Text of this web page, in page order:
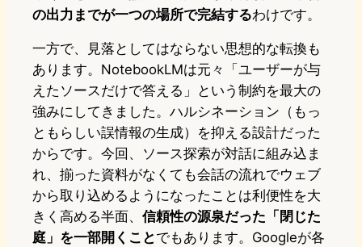
の出力までが一つの場所で完結するわけです。
一方で、見落としてはならない思想的な転換も
あります。NotebookLMは元々「ユーザーが与
えたソースだけで答える」という制約を最大の
強みにしてきました。ハルシネーション（もっ
ともらしい誤情報の生成）を抑える設計だった
からです。今回、ソース探索が対話に組み込ま
れ、揃った資料がなくても会話の流れでウェブ
から取り込めるようになったことは利便性を大
きく高める半面、 信頼性の源泉だった「閉じた
庭」を一部開くことでもあります。Googleが各